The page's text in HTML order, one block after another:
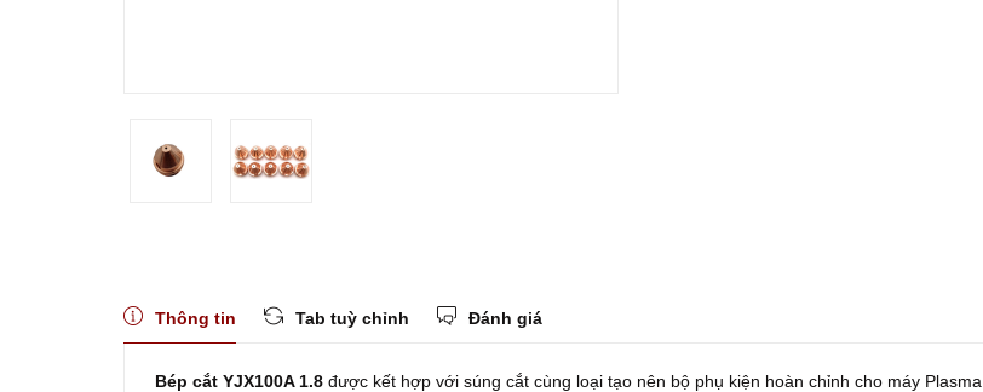
Thông tin Tab tuỳ chỉnh Đánh giá
Bép cắt YJX100A 1.8 được kết hợp với súng cắt cùng loại tạo nên bộ phụ kiện hoàn chỉnh cho máy Plasma.